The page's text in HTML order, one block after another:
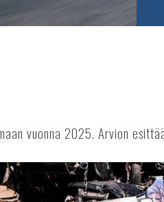
vuonna 2025. Arvion